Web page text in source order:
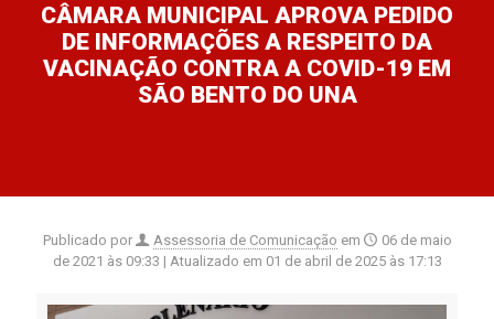
CÂMARA MUNICIPAL APROVA PEDIDO
DE INFORMAÇÕES A RESPEITO DA
VACINAÇÃO CONTRA A COVID-19 EM
SÃO BENTO DO UNA
Publicado por Assessoria de Comunicação em
06 de maio
de 2021 às 09:33 | Atualizado em 01 de abril de 2025 às 17:13